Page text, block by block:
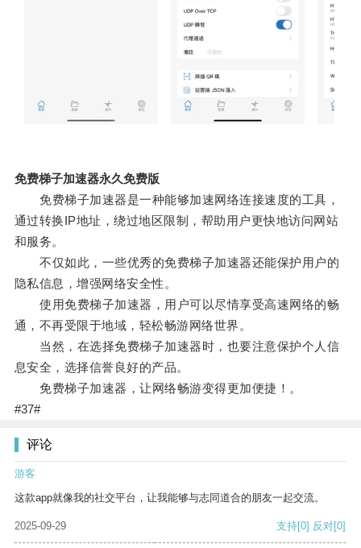
免费梯子加速器永久免费版
免费梯子加速器是一种能够加速网络连接速度的工具，
通过转换IP地址，绕过地区限制，帮助用户更快地访问网站
和服务。
不仅如此，一些优秀的免费梯子加速器还能保护用户的
隐私信息，增强网络安全性。
使用免费梯子加速器，用户可以尽情享受高速网络的畅
通，不再受限于地域，轻松畅游网络世界。
当然，在选择免费梯子加速器时，也要注意保护个人信
息安全，选择信誉良好的产品。
免费梯子加速器，让网络畅游变得更加便捷！。
#37#
评论
游客
这款app就像我的社交平台，让我能够与志同道合的朋友一起交流。
2025-09-29 支持[0] 反对[0]